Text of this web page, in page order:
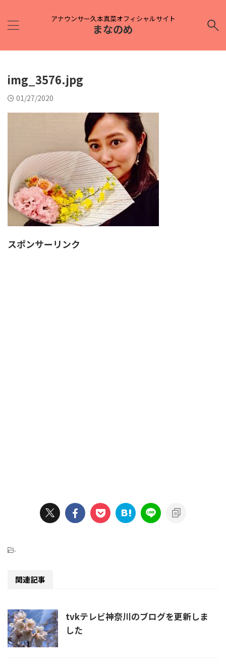
アナウンサー久本真菜オフィシャルサイト
まなのめ
img_3576.jpg
01/27/2020
スポンサーリンク
-
関連記事
tvkテレビ神奈川のブログを更新しま
した